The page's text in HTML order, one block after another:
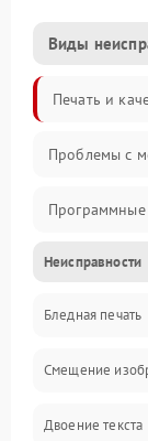
Виды
Печать и
Проблемы с
Программные
Программные
Картриджи и
Механика и
Неисправности
Бледная печать
Смещение
Двоение текста